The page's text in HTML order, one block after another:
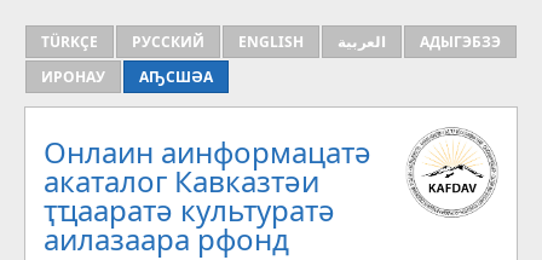
TÜRKÇE РУССКИЙ ENGLISH العربية
АДЫГЭБЗЭ
ИРОНАУ
АҦСШӘА
Онлаин аинформацатә
aкаталог Кавказтәи
ҭҵааратә культуратә
аилазаара рфонд